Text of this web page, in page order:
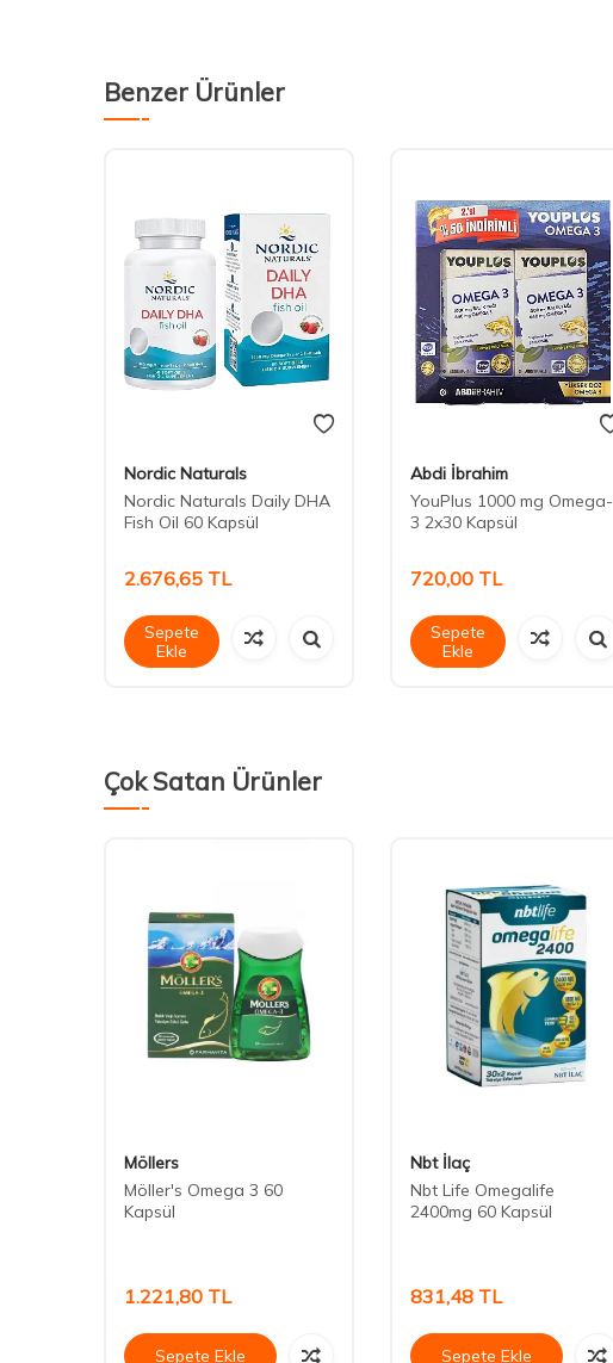
Benzer Ürünler
Nordic Naturals
Nordic Naturals Daily DHA
Fish Oil 60 Kapsül
2.676,65 TL
Sepete
Ekle
Abdi İbrahim
YouPlus 1000 mg Omega-
3 2x30 Kapsül
720,00 TL
Sepete
Ekle
Çok Satan Ürünler
Möllers
Möller's Omega 3 60
Kapsül
1.221,80 TL
Sepete Ekle
Nbt İlaç
Nbt Life Omegalife
2400mg 60 Kapsül
831,48 TL
Sepete Ekle